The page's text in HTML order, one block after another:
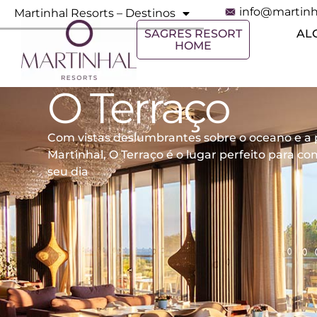
Martinhal Resorts – Destinos
SAGRES RESORT
HOME
O Terraço
Com vistas deslumbrantes sobre o oceano e a
Martinhal, O Terraço é o lugar perfeito para
seu dia